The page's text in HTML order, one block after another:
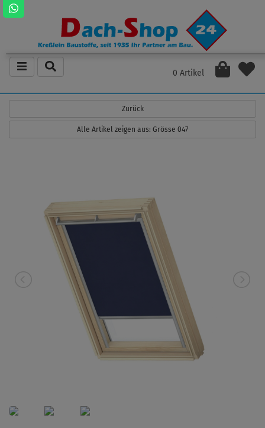
0 Artikel
Zurück
Alle Artikel zeigen aus: Grösse 047